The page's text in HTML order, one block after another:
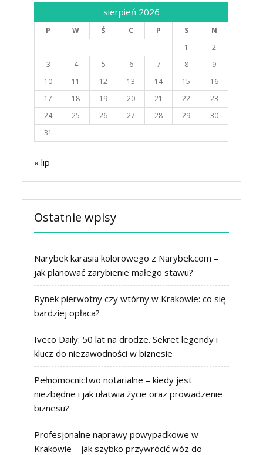
sierpień 2026
P W Ś C P S
N
1
2
3
4 5 6 7 8
9
10
11 12 13 14 15
16
17
18 19 20 21 22
23
24
25 26 27 28 29
30
31
« lip
Ostatnie wpisy
Narybek karasia kolorowego z Narybek.com –
jak planować zarybienie małego stawu?
Rynek pierwotny czy wtórny w Krakowie: co się
bardziej opłaca?
Iveco Daily: 50 lat na drodze. Sekret legendy i
klucz do niezawodności w biznesie
Pełnomocnictwo notarialne – kiedy jest
niezbędne i jak ułatwia życie oraz prowadzenie
biznesu?
Profesjonalne naprawy powypadkowe w
Krakowie – jak szybko przywrócić wóz do